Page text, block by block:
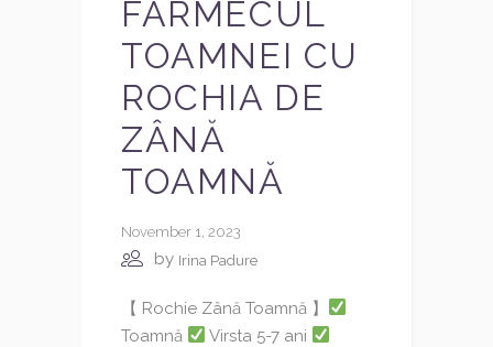
FARMECUL
TOAMNEI CU
ROCHIA DE
ZÂNĂ
TOAMNĂ
November 1, 2023
by Irina Padure
【 Rochie Zână Toamnă 】
Toamnă
Virsta 5-7 ani